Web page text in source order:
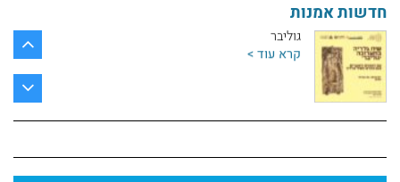
חדשות אמנות
גוליבר
קרא עוד >
קרא עוד >